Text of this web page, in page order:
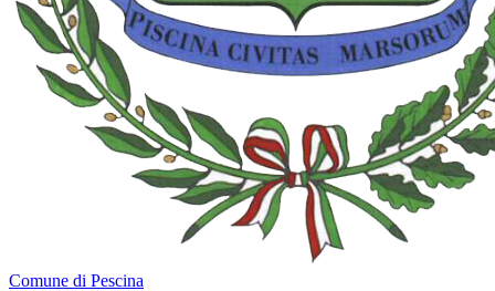
Comune di Pescina